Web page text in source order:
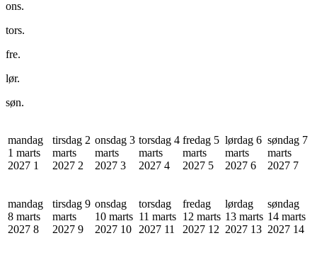
ons.
tors.
fre.
lør.
søn.
mandag
1 marts
2027 1
tirsdag 2
marts
2027 2
onsdag 3
marts
2027 3
torsdag 4
marts
2027 4
fredag 5
marts
2027 5
lørdag 6
marts
2027 6
søndag 7
marts
2027 7
mandag
8 marts
2027 8
tirsdag 9
marts
2027 9
onsdag
10 marts
2027 10
torsdag
11 marts
2027 11
fredag
12 marts
2027 12
lørdag
13 marts
2027 13
søndag
14 marts
2027 14